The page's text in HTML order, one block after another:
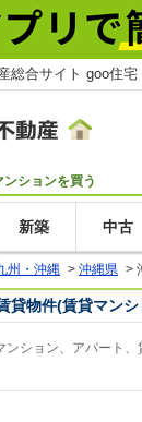
総合サイト goo住宅
ンションを買う
新築 中古
州・沖縄 > 沖縄県 >
貸物件(賃貸マン
ション、アパート